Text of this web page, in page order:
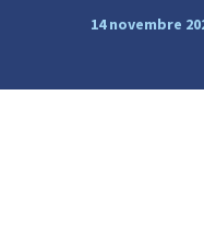
14 novembre